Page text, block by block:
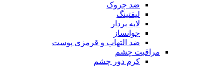
ضد چروک
لیفتینگ
لایه بردار
جوانساز
ضد التهاب و قرمزی پوست
مراقبت چشم
کرم دور چشم